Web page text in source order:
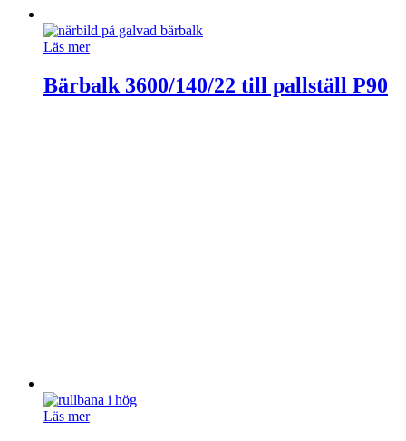
Läs mer
Bärbalk 3600/140/22 till pallställ P90
Läs mer